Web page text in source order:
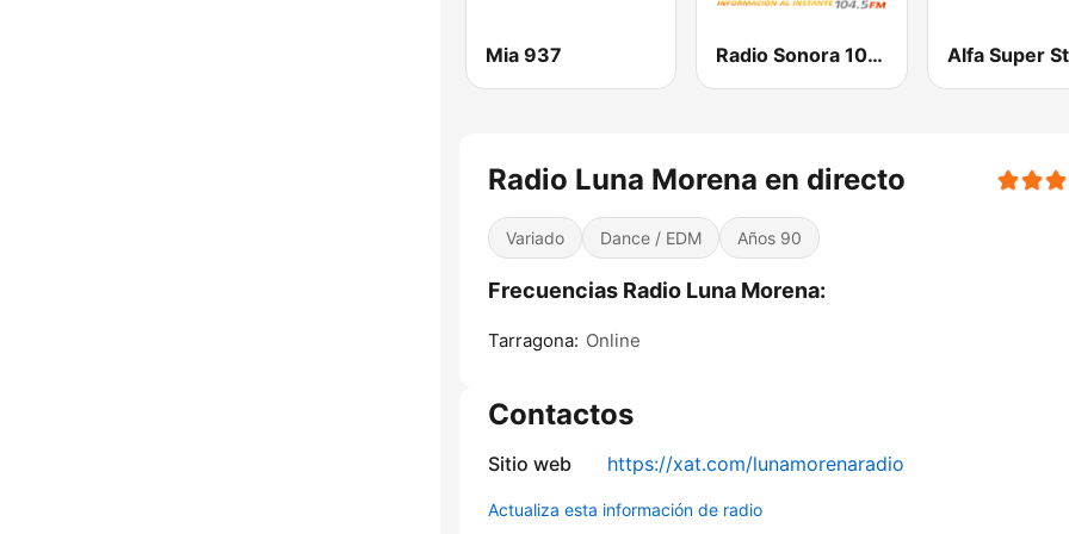
Mia 937 Radio Sonora 104.5 FM Alfa Super
Radio Luna Morena en directo
Variado Dance / EDM Años 90
Frecuencias Radio Luna Morena:
Tarragona: Online
Contactos
Sitio web https://xat.com/lunamorenaradio
Actualiza esta información de radio